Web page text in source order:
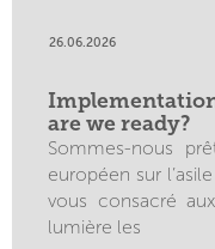
26.06.2026
are we ready?
Sommes-nous
européen sur
vous consacré
lumière les